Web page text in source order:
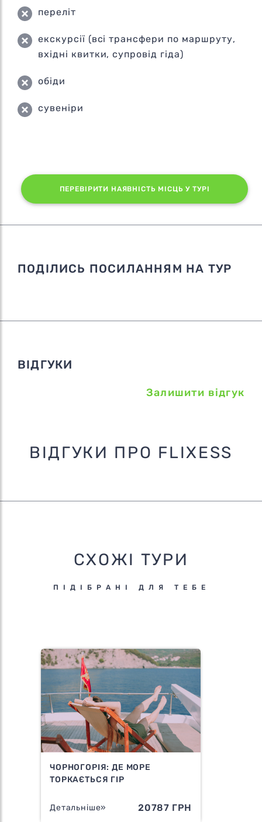
переліт
екскурсії (всі трансфери по маршруту,
вхідні квитки, супровід гіда)
обіди
сувеніри
ПЕРЕВІРИТИ НАЯВНІСТЬ МІСЦЬ У ТУРІ
ПОДІЛИСЬ ПОСИЛАННЯМ НА ТУР
ВІДГУКИ
Залишити відгук
ВІДГУКИ ПРО FLIXESS
СХОЖІ ТУРИ
ПІДІБРАНІ ДЛЯ ТЕБЕ
ЧОРНОГОРІЯ: ДЕ МОРЕ
ТОРКАЄТЬСЯ ГІР
Детальніше» 20787 ГРН